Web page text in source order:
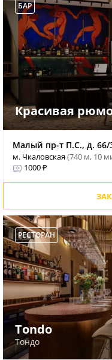
БАР
Красивая
Малый пр-т П.С., д. 66/
м. Чкаловская(740 м, 10
1000 ₽
РЕСТОРАН
Tondo
Тондо